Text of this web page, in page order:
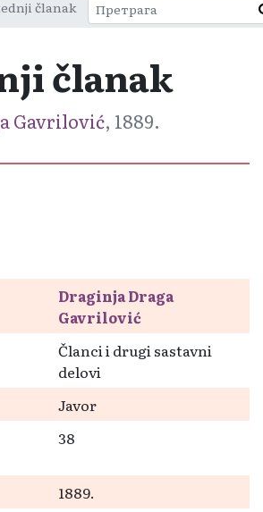
članak
članak
Gavrilović, 1889.
Draginja Draga
Gavrilović
Članci i drugi sastavni
delovi
Javor
38
1889.